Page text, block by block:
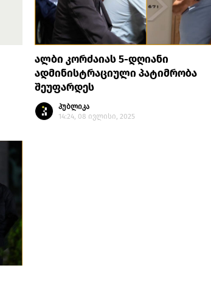
ალბი კორძაიას 5-დღიანი
ადმინისტრაციული პატიმრობა
შეუფარდეს
პუბლიკა
14:24, 08 ივლისი, 2025